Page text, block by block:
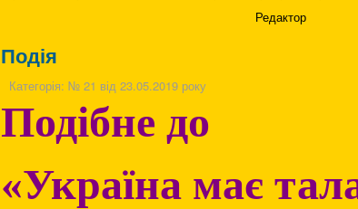
Редактор
Подія
Категорія: № 21 від 23.05.2019 року
Подібне до
«Україна має